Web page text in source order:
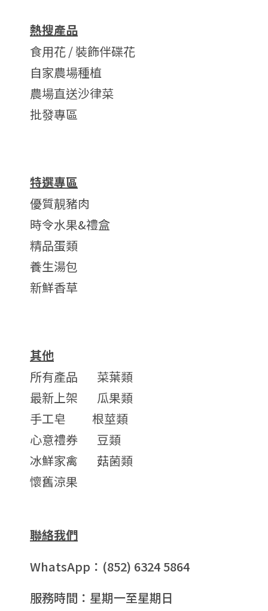
熱搜產品
食用花 / 裝飾伴碟花
自家農場種植
農場直送沙律菜
批發專區
特選專區
優質靚豬肉
時令水果&禮盒
精品蛋類
養生湯包
新鮮香草
其他
所有產品
菜葉類
最新上架
瓜果類
手工皂
根莖類
心意禮券
豆類
冰鮮家禽
菇菌類
懷舊涼果
聯絡我們
WhatsApp：(852) 6324 5864
服務時間：星期一至星期日